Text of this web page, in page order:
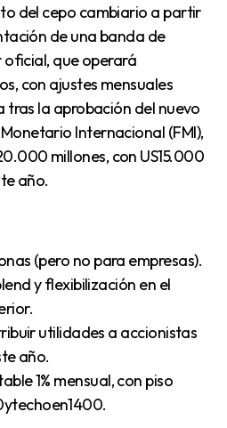
del cepo cambiario a partir
de una banda de
que operará
con ajustes mensuales
tras la aprobación del nuevo
Internacional (FMI),
millones, con US15.000
año.
(pero no para empresas).
y flexibilización en el
utilidades a accionistas
año.
1% mensual, con piso